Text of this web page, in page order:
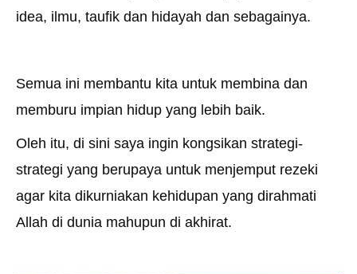
idea, ilmu, taufik dan hidayah dan sebagainya.
Semua ini membantu kita untuk membina dan
memburu impian hidup yang lebih baik.
Oleh itu, di sini saya ingin kongsikan strategi-
strategi yang berupaya untuk menjemput rezeki
agar kita dikurniakan kehidupan yang dirahmati
Allah di dunia mahupun di akhirat.